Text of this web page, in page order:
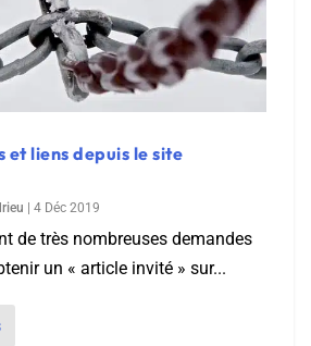
liens depuis le site
| 4 Déc 2019
de très nombreuses demandes
un « article invité » sur...